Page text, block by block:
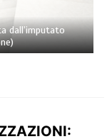
dall’imputato